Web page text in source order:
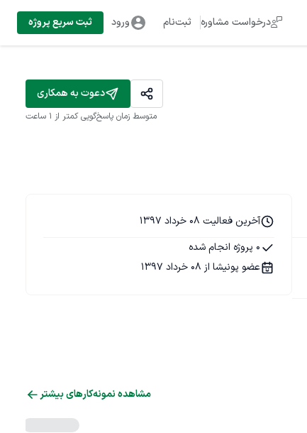
درخواست مشاوره ثبت‌نام ورود ثبت سریع پروژه
دعوت به همکاری
متوسط زمان پاسخ‌گویی کمتر از 1 ساعت
آخرین فعالیت 08 خرداد 1397
0 پروژه انجام شده
عضو پونیشا از 08 خرداد 1397
مشاهده نمونه‌کارهای بیشتر